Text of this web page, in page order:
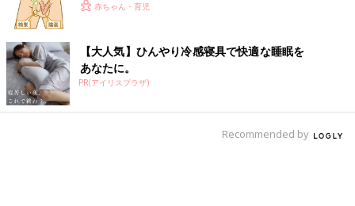
赤ちゃん・育児
【大人気】ひんやり冷感寝具で快適な睡眠を
あなたに。
PR(アイリスプラザ)
Recommended by